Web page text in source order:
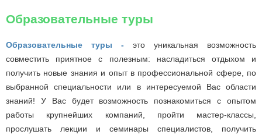
Образовательные туры
Образовательные туры - это уникальная возможность
совместить приятное с полезным: насладиться отдыхом и
получить новые знания и опыт в профессиональной сфере, по
выбранной специальности или в интересуемой Вас области
знаний! У Вас будет возможность познакомиться с опытом
работы крупнейших компаний, пройти мастер-классы,
прослушать лекции и семинары специалистов, получить